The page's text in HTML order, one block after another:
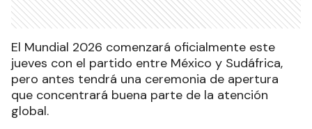
El Mundial 2026 comenzará oficialmente este
jueves con el partido entre México y Sudáfrica,
pero antes tendrá una ceremonia de apertura
que concentrará buena parte de la atención
global.